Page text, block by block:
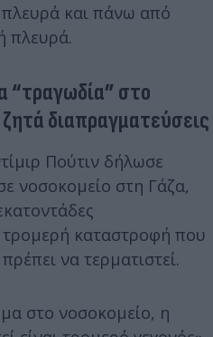
πλευρά και πάνω από
πλευρά.
“τραγωδία” στο
διαπραγματεύσεις
Πούτιν δήλωσε
νοσοκομείο στη Γάζα,
τρομερή καταστροφή που
να τερματιστεί.
στο νοσοκομείο, η